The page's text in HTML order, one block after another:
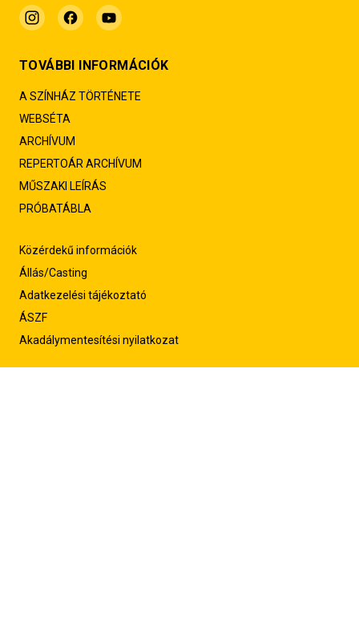
TOVÁBBI INFORMÁCIÓK
A SZÍNHÁZ TÖRTÉNETE
WEBSÉTA
ARCHÍVUM
REPERTOÁR ARCHÍVUM
MŰSZAKI LEÍRÁS
PRÓBATÁBLA
Közérdekű információk
Állás/Casting
Adatkezelési tájékoztató
ÁSZF
Akadálymentesítési nyilatkozat